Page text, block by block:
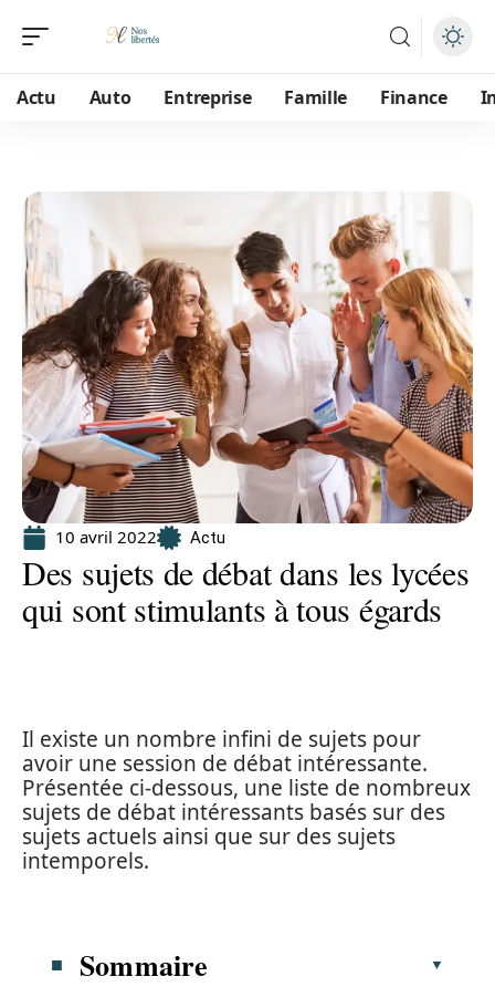
Actu Auto Entreprise Famille Finance
10 avril 2022 Actu
Des sujets de débat dans les lycées
qui sont stimulants à tous égards
Il existe un nombre infini de sujets pour
avoir une session de débat intéressante.
Présentée ci-dessous, une liste de nombreux
sujets de débat intéressants basés sur des
sujets actuels ainsi que sur des sujets
intemporels.
Sommaire